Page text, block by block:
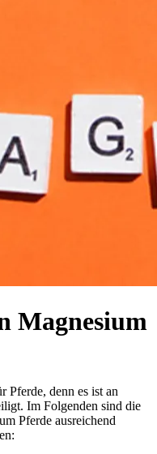
Magnesium
Pferde, denn es ist an
Im Folgenden sind die
Pferde ausreichend